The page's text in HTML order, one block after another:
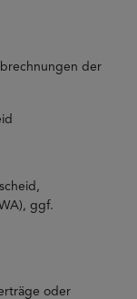
der
ggf.
oder